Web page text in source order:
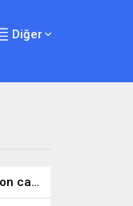
Diğer
Güvensiz gıdalar her yıl 1,5 milyon can alıyor